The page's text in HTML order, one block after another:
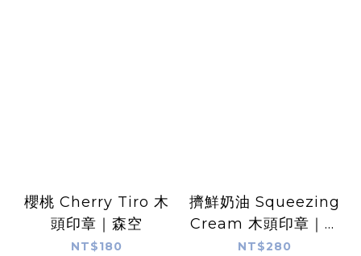
櫻桃 Cherry Tiro 木
頭印章｜森空
NT$180
擠鮮奶油 Squeezing
Cream 木頭印章｜森
空
NT$280